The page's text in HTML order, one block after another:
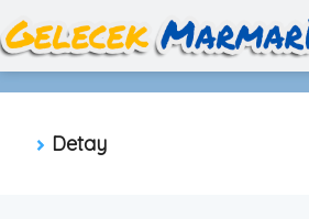
Detay